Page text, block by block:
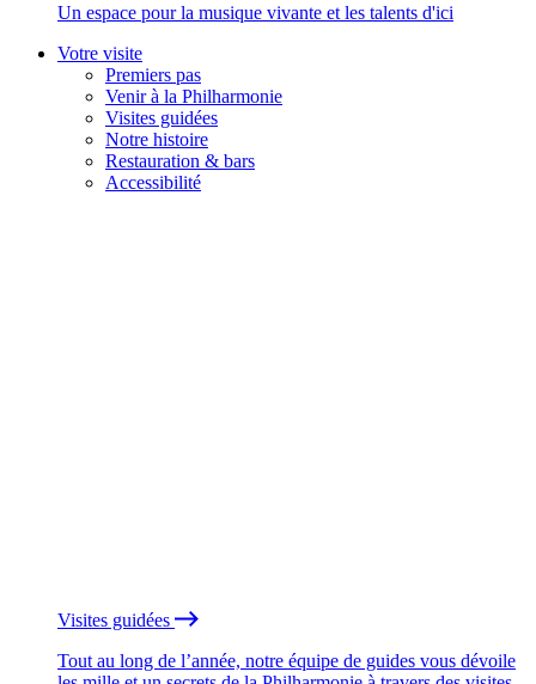
Un espace pour la musique vivante et les talents d'ici
Votre visite
Premiers pas
Venir à la Philharmonie
Visites guidées
Notre histoire
Restauration & bars
Accessibilité
Visites guidées
Tout au long de l’année, notre équipe de guides vous dévoile